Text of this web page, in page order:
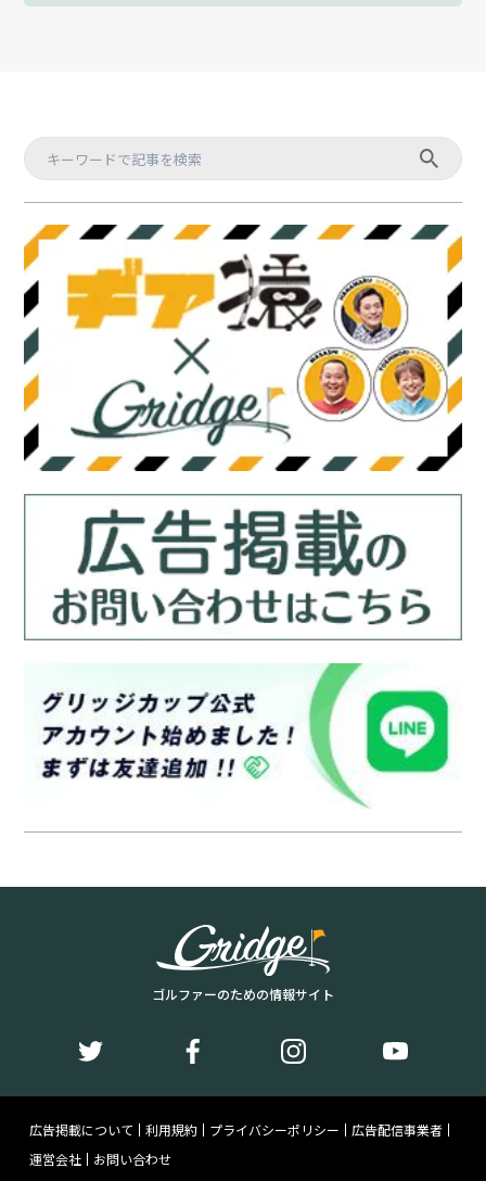
ゴルファーのための情報サイト
広告掲載について 利用規約 プライバシーポリシー
広告配信事業者
運営会社
お問い合わせ